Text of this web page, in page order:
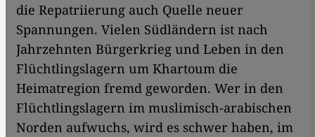
die Repatriierung auch Quelle neuer
Spannungen. Vielen Südländern ist nach
Jahrzehnten Bürgerkrieg und Leben in den
Flüchtlingslagern um Khartoum die
Heimatregion fremd geworden. Wer in den
Flüchtlingslagern im muslimisch-arabischen
Norden aufwuchs, wird es schwer haben, im